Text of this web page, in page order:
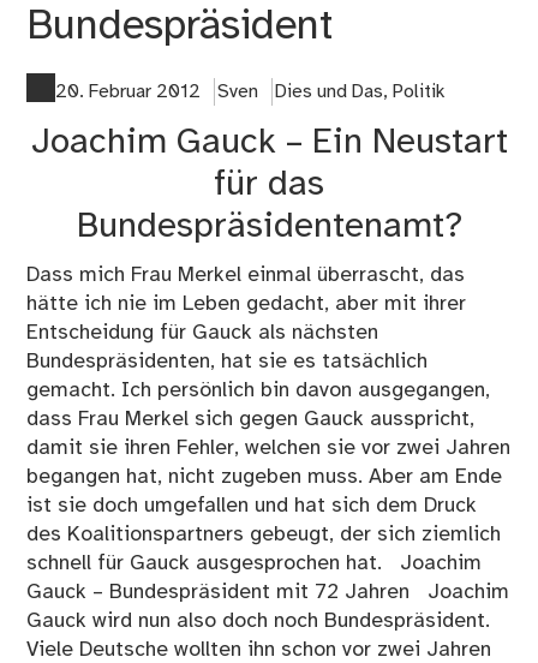
Bundespräsident
20. Februar 2012 Sven Dies und Das, Politik
Joachim Gauck – Ein Neustart
für das
Bundespräsidentenamt?
Dass mich Frau Merkel einmal überrascht, das
hätte ich nie im Leben gedacht, aber mit ihrer
Entscheidung für Gauck als nächsten
Bundespräsidenten, hat sie es tatsächlich
gemacht. Ich persönlich bin davon ausgegangen,
dass Frau Merkel sich gegen Gauck ausspricht,
damit sie ihren Fehler, welchen sie vor zwei Jahren
begangen hat, nicht zugeben muss. Aber am Ende
ist sie doch umgefallen und hat sich dem Druck
des Koalitionspartners gebeugt, der sich ziemlich
schnell für Gauck ausgesprochen hat. Joachim
Gauck – Bundespräsident mit 72 Jahren Joachim
Gauck wird nun also doch noch Bundespräsident.
Viele Deutsche wollten ihn schon vor zwei Jahren